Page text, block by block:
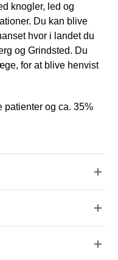
knogler, led og
Du kan blive
hvor i landet du
og Grindsted. Du
for at blive henvist
patienter og ca. 35%